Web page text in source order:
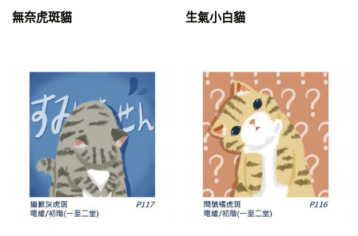
無奈虎斑貓 生氣小白貓
T渃昀
V有珍
W薇妮
X昕育
Y釋禧
于悅
嬿羽